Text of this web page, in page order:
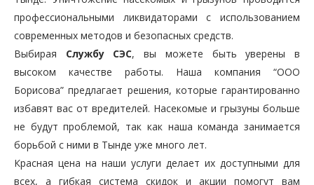
профессиональными ликвидаторами с использованием
современных методов и безопасных средств.
Выбирая Службу СЭС, вы можете быть уверены в
высоком качестве работы. Наша компания “ООО
Борисова” предлагает решения, которые гарантированно
избавят вас от вредителей. Насекомые и грызуны больше
не будут проблемой, так как наша команда занимается
борьбой с ними в Тынде уже много лет.
Красная цена на наши услуги делает их доступными для
всех, а гибкая система скидок и акции помогут вам